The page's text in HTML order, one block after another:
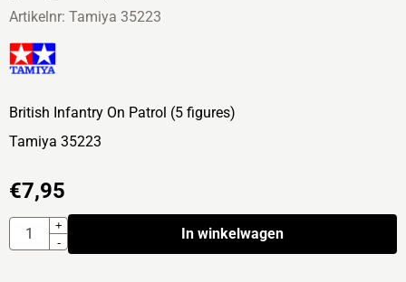
Artikelnr: Tamiya 35223
British Infantry On Patrol (5 figures)
Tamiya 35223
€7,95
Aantal
+
-
In winkelwagen